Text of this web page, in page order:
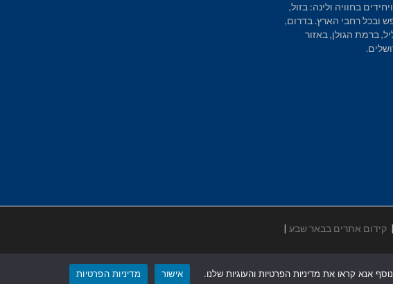
בחוויה ולינה: בזול,
ובכל רחבי הארץ. בדרום,
ברמת הגולן, באזור
|קידום אתרים בבאר שבע |
אנא קראו את מדיניות הפרטיות והעוגיות שלנו. אישור מדיניות הפרטיות